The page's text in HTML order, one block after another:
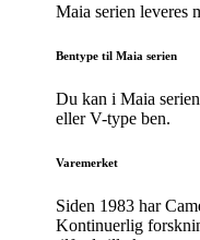
Maia serien leveres
Bentype til Maia serien
Du kan i Maia
eller V-type ben.
Varemerket
Siden 1983 har
Kontinuerlig